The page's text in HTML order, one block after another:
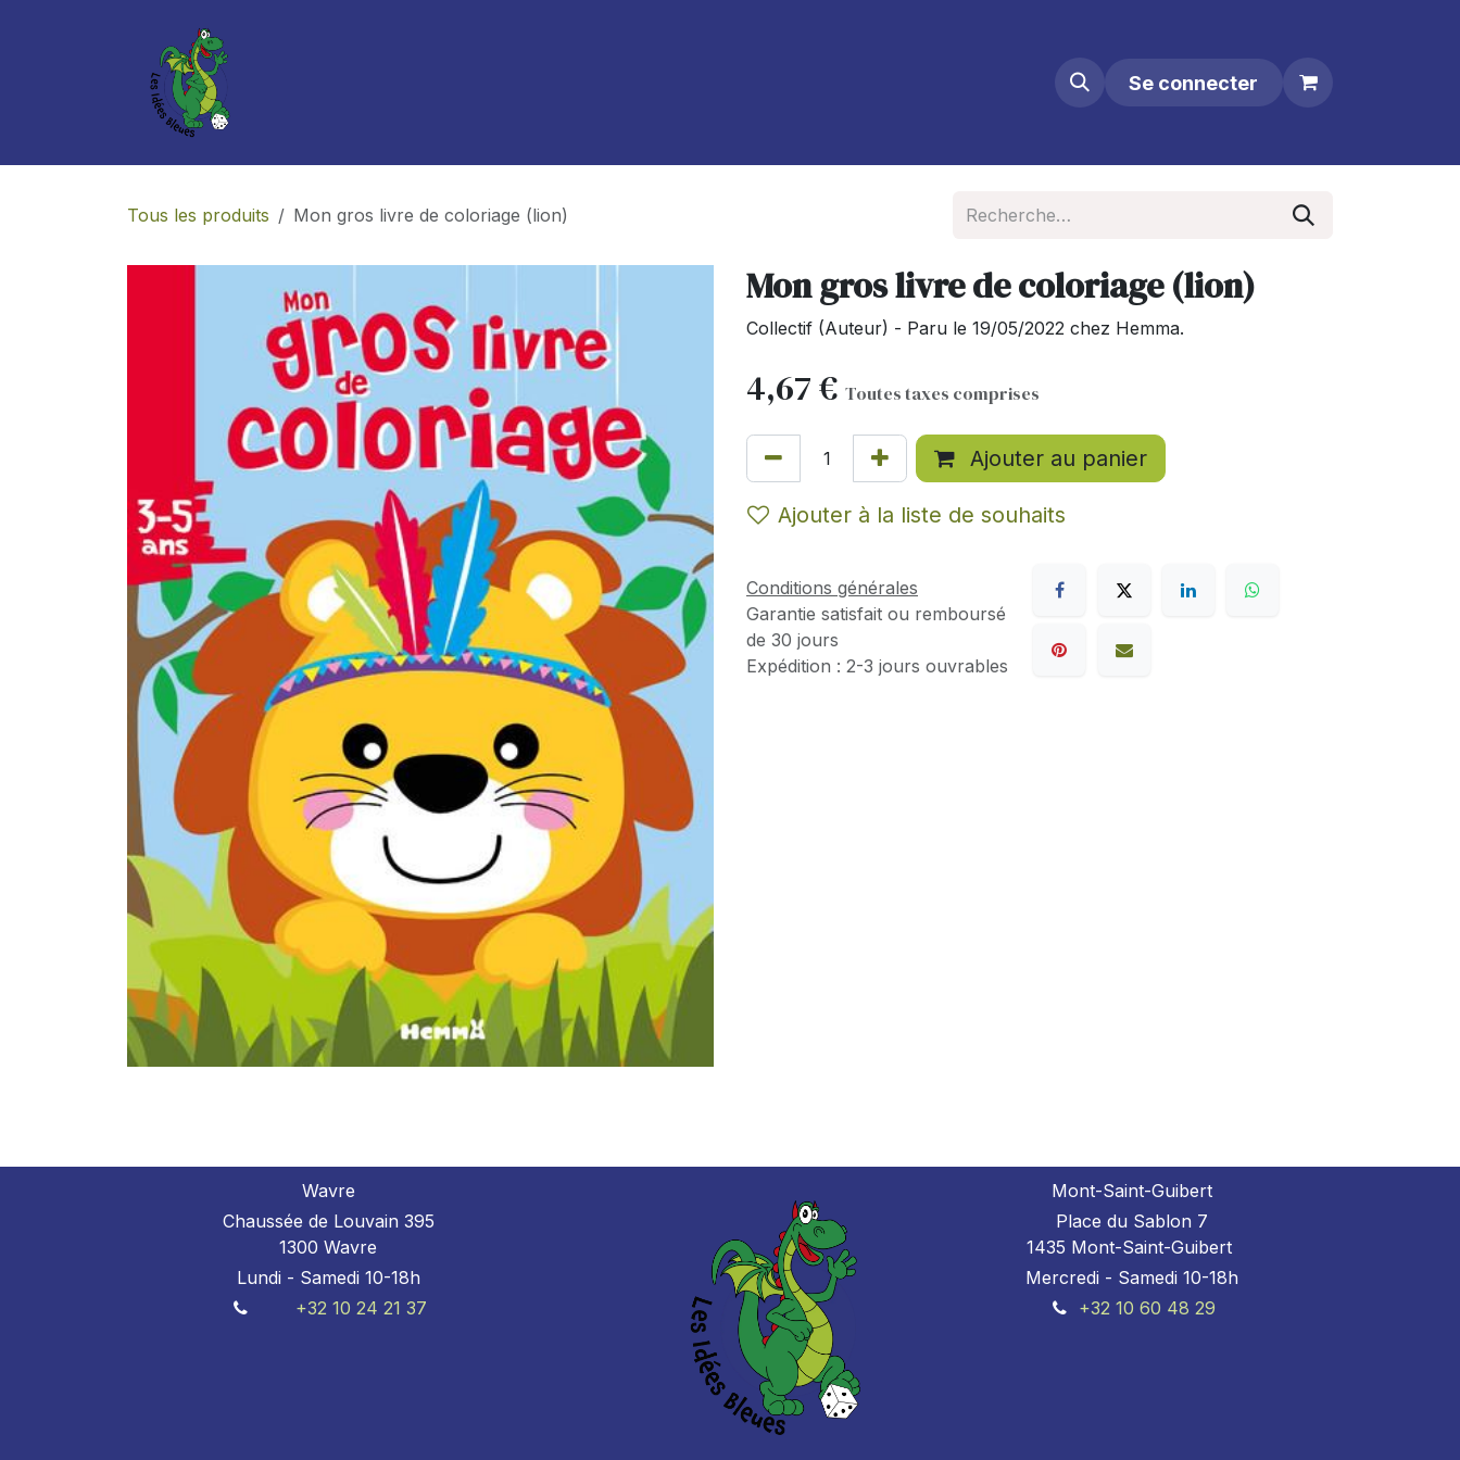
Se connecter
Tous les produits Mon gros livre de coloriage (lion)
Mon gros livre de coloriage (lion)
Collectif (Auteur) - Paru le 19/05/2022 chez Hemma.
4,67€ Toutes taxes comprises
Ajouter au panier
Ajouter à la liste de souhaits
Conditions générales
Garantie satisfait ou remboursé
de 30 jours
Expédition : 2-3 jours ouvrables
Wavre
Chaussée de Louvain 395
1300 Wavre
Lundi - Samedi 10-18h
+32 10 24 21 37
Mont-Saint-Guibert
Place du Sablon 7
1435 Mont-Saint-Guibert
Mercredi - Samedi 10-18h
+32 10 60 48 29